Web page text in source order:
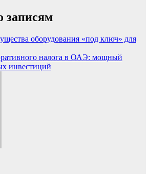
записям
оборудования «под ключ» для
налога в ОАЭ: мощный
инвестиций